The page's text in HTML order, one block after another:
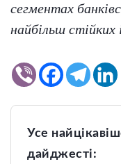
сегментах
найбільш стійких
Усе
дайджесті: